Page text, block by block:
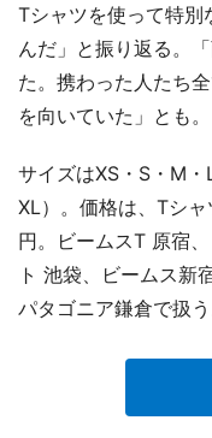
Tシャツを使って特別
んだ」と振り返る。
た。携わった人たち
を向いていた」とも。
サイズはXS・S・M・
XL）。価格は、Tシ
円。ビームスT 原宿
ト 池袋、ビームス新
パタゴニア鎌倉で扱う